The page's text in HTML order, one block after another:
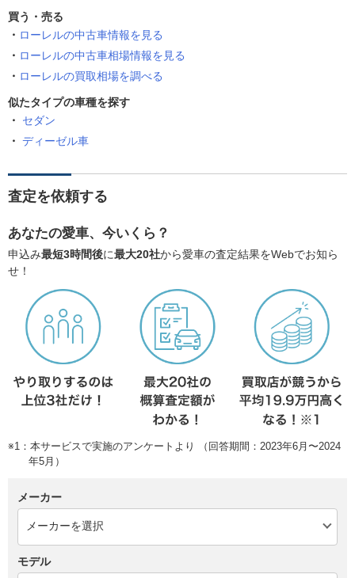
買う・売る
ローレルの中古車情報を見る
ローレルの中古車相場情報を見る
ローレルの買取相場を調べる
似たタイプの車種を探す
セダン
ディーゼル車
査定を依頼する
あなたの愛車、今いくら？
申込み最短3時間後に最大20社から愛車の査定結果をWebでお知ら
せ！
※1：本サービスで実施のアンケートより （回答期間：2023年6月〜2024
年5月）
メーカー
モデル